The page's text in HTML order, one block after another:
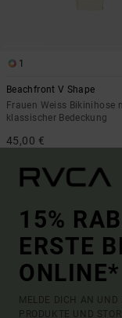
1
Beachfront V Shape
Frauen Weiss Bikinihose
klassischer Bedeckung
45,00 €
15%
ERSTE
ONLINE*
MELDE DICH AN UND
PRODUKTE UND